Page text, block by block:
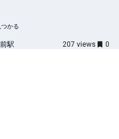
かる
駅 207 views 0